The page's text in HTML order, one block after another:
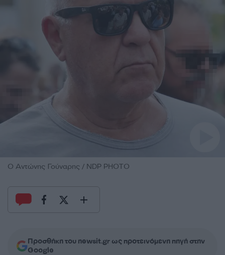
O Aντώνης Γούναρης / NDP PHOTO
Προσθήκη του newsit.gr ως προτεινόμενη πηγή στην
Google